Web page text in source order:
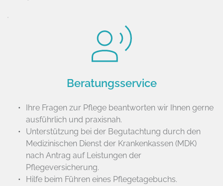
Beratungsservice
Ihre Fragen zur Pflege beantworten wir Ihnen gerne
ausführlich und praxisnah.
Unterstützung bei der Begutachtung durch den
Medizinischen Dienst der Krankenkassen (MDK)
nach Antrag auf Leistungen der
Pflegeversicherung.
Hilfe beim Führen eines Pflegetagebuchs.